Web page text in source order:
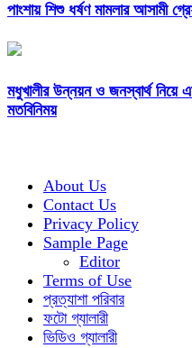
পাংশায় শিশু ধর্ষণ মামলার আসামী
মধুখালীর উন্নয়ন ও জনস্বার্থ নিয়ে
মতবিনিময়
About Us
Contact Us
Privacy Policy
Sample Page
Editor
Terms of Use
প্রত্যাশা পরিবার
ফটো গ্যালারী
ভিডিও গ্যালারী